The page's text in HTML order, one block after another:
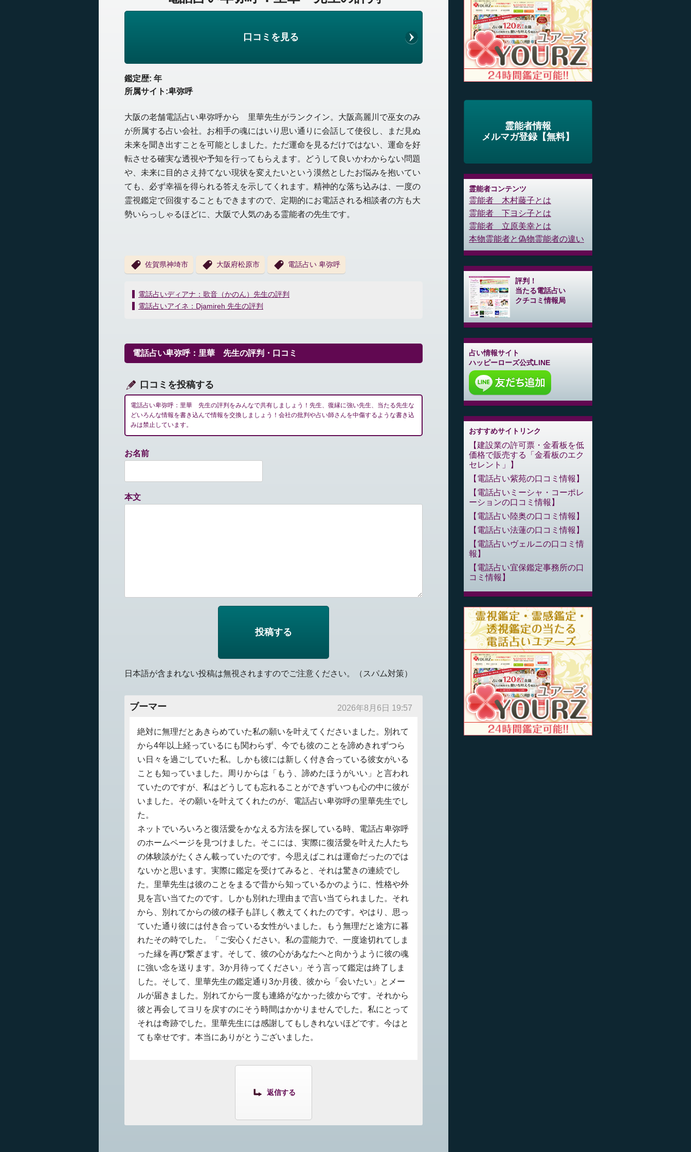
口コミを見る
鑑定歴: 年
所属サイト:卑弥呼
大阪の老舗電話占い卑弥呼から 里華先生がランクイン。大阪高麗川で巫女のみ
が所属する占い会社。お相手の魂にはいり思い通りに会話して使役し、まだ見ぬ
未来を聞き出すことを可能としました。ただ運命を見るだけではない、運命を好
転させる確実な透視や予知を行ってもらえます。どうして良いかわからない問題
や、未来に目的さえ持てない現状を変えたいという漠然としたお悩みを抱いてい
ても、必ず幸福を得られる答えを示してくれます。精神的な落ち込みは、一度の
霊視鑑定で回復することもできますので、定期的にお電話される相談者の方も大
勢いらっしゃるほどに、大阪で人気のある霊能者の先生です。
佐賀県神埼市 大阪府松原市 電話占い 卑弥呼
投
稿
ー
シ
ン
電話占いディアナ：歌音（かのん）先生の評判
電話占いアイネ：Djamireh 先生の評判
電話占い卑弥呼：里華 先生の評判・口コミ
口コミを投稿する
電話占い卑弥呼：里華 先生の評判をみんなで共有しましょう！先生、復縁に強い先生、当たる先生な
どいろんな情報を書き込んで情報を交換しましょう！会社の批判や占い師さんを中傷するような書き込
みは禁止しています。
お名前
本文
日本語が含まれない投稿は無視されますのでご注意ください。（スパム対策）
ブーマー 2026年8月6日 19:57
絶対に無理だとあきらめていた私の願いを叶えてくださいました。別れて
から4年以上経っているにも関わらず、今でも彼のことを諦めきれずつら
い日々を過ごしていた私。しかも彼には新しく付き合っている彼女がいる
ことも知っていました。周りからは「もう、諦めたほうがいい」と言われ
ていたのですが、私はどうしても忘れることができずいつも心の中に彼が
いました。その願いを叶えてくれたのが、電話占い卑弥呼の里華先生でし
た。
ネットでいろいろと復活愛をかなえる方法を探している時、電話占卑弥呼
のホームページを見つけました。そこには、実際に復活愛を叶えた人たち
の体験談がたくさん載っていたのです。今思えばこれは運命だったのでは
ないかと思います。実際に鑑定を受けてみると、それは驚きの連続でし
た。里華先生は彼のことをまるで昔から知っているかのように、性格や外
見を言い当てたのです。しかも別れた理由まで言い当てられました。それ
から、別れてからの彼の様子も詳しく教えてくれたのです。やはり、思っ
ていた通り彼には付き合っている女性がいました。もう無理だと途方に暮
れたその時でした。「ご安心ください。私の霊能力で、一度途切れてしま
った縁を再び繋ぎます。そして、彼の心があなたへと向かうように彼の魂
に強い念を送ります。3か月待ってください」そう言って鑑定は終了しま
した。そして、里華先生の鑑定通り3か月後、彼から「会いたい」とメー
ルが届きました。別れてから一度も連絡がなかった彼からです。それから
彼と再会してヨリを戻すのにそう時間はかかりませんでした。私にとって
それは奇跡でした。里華先生には感謝してもしきれないほどです。今はと
ても幸せです。本当にありがとうございました。
返信する
霊能者情報
メルマガ登録【無料】
霊能者コンテンツ
霊能者 木村藤子とは
霊能者 下ヨシ子とは
霊能者 立原美幸とは
本物霊能者と偽物霊能者の違い
評判！
当たる電話占い
クチコミ情報局
占い情報サイト
ハッピーローズ公式LINE
おすすめサイトリンク
建設業の許可票・金看板を低
価格で販売する「金看板のエク
セレント」
電話占い紫苑の口コミ情報
電話占いミーシャ・コーポレ
ーションの口コミ情報
電話占い陸奥の口コミ情報
電話占い法蓮の口コミ情報
電話占いヴェルニの口コミ情
報
電話占い宜保鑑定事務所の口
コミ情報